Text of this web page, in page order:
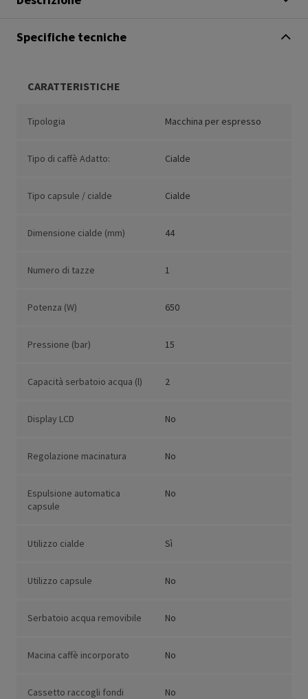
Specifiche tecniche
CARATTERISTICHE
Tipologia Macchina per espresso
Tipo di caffè Adatto: Cialde
Tipo capsule / cialde Cialde
Dimensione cialde (mm) 44
Numero di tazze 1
Potenza (W) 650
Pressione (bar) 15
Capacità serbatoio acqua (l) 2
Display LCD No
Regolazione macinatura No
Espulsione automatica
capsule
No
Utilizzo cialde Sì
Utilizzo capsule No
Serbatoio acqua removibile No
Macina caffè incorporato No
Cassetto raccogli fondi No